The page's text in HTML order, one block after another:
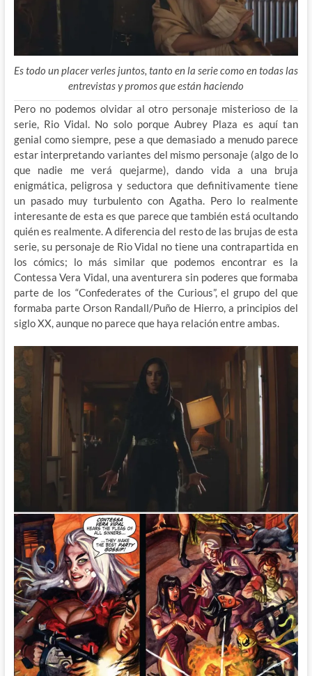
Es todo un placer verles juntos, tanto en la serie como en todas las
entrevistas y promos que están haciendo
Pero no podemos olvidar al otro personaje misterioso de la
serie, Rio Vidal. No solo porque Aubrey Plaza es aquí tan
genial como siempre, pese a que demasiado a menudo parece
estar interpretando variantes del mismo personaje (algo de lo
que nadie me verá quejarme), dando vida a una bruja
enigmática, peligrosa y seductora que definitivamente tiene
un pasado muy turbulento con Agatha. Pero lo realmente
interesante de esta es que parece que también está ocultando
quién es realmente. A diferencia del resto de las brujas de esta
serie, su personaje de Rio Vidal no tiene una contrapartida en
los cómics; lo más similar que podemos encontrar es la
Contessa Vera Vidal, una aventurera sin poderes que formaba
parte de los “Confederates of the Curious”, el grupo del que
formaba parte Orson Randall/Puño de Hierro, a principios del
siglo XX, aunque no parece que haya relación entre ambas.